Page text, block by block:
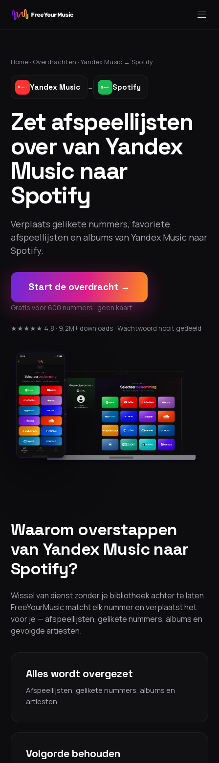
Home · Overdrachten · Yandex Music → Spotify
Yandex Music → Spotify
Zet afspeellijsten
over van Yandex
Music naar
Spotify
Verplaats gelikete nummers, favoriete
afspeellijsten en albums van Yandex Music naar
Spotify.
Start de overdracht →
Gratis voor 600 nummers · geen kaart
★★★★★ 4,8 · 9,2M+ downloads · Wachtwoord nooit gedeeld
Waarom overstappen
van Yandex Music naar
Spotify?
Wissel van dienst zonder je bibliotheek achter te laten.
FreeYourMusic matcht elk nummer en verplaatst het
voor je — afspeellijsten, gelikete nummers, albums en
gevolgde artiesten.
Alles wordt overgezet
Afspeellijsten, gelikete nummers, albums en
artiesten.
Volgorde behouden